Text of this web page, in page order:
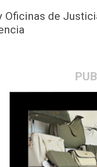
de